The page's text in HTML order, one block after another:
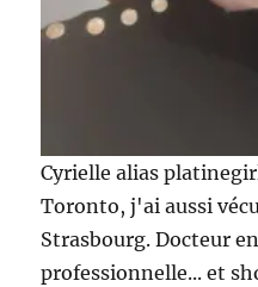
Cyrielle alias
Toronto, j'ai aussi
Strasbourg. Docteur
professionnelle... et